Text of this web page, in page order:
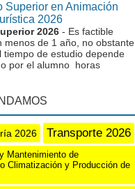
Superior en Animación
2026
2026 - Es factible
menos de 1 año, no obstante
tiempo de estudio depende
por el alumno horas
2026 Transporte 2026
Mantenimiento de
Climatización y Producción de